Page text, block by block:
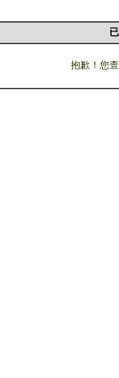
抱歉！您